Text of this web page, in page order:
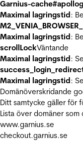
Garnius-
Maximal lagringstid:
Maximal lagringstid:
scrollLockVäntande
Maximal lagringstid:
Maximal lagringstid:
Domänöverskridande
Ditt samtycke gäller för
Lista över domäner
www.garnius.se
checkout.garnius.se